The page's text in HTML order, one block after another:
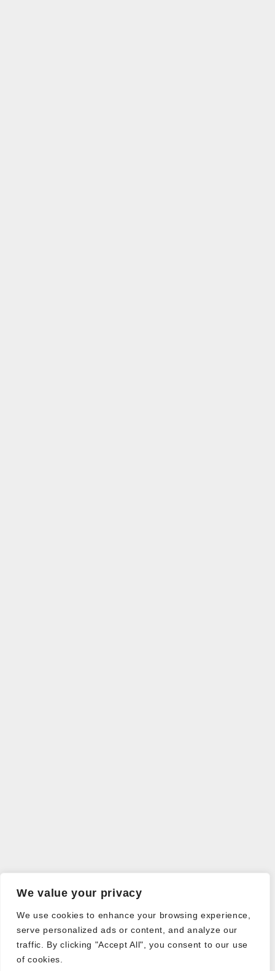
We value your privacy
We use cookies to enhance your browsing experience,
serve personalized ads or content, and analyze our
traffic. By clicking "Accept All", you consent to our use
of cookies.